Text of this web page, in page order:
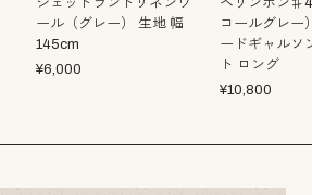
ール（グレー） 生地 幅
145cm
¥6,000
コールグレー
ードギャルソ
ト ロング
¥10,800